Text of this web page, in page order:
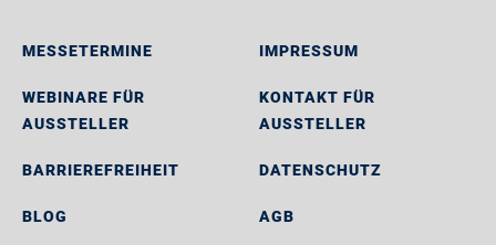
MESSETERMINE
WEBINARE FÜR
AUSSTELLER
BARRIEREFREIHEIT
BLOG
IMPRESSUM
KONTAKT FÜR
AUSSTELLER
DATENSCHUTZ
AGB